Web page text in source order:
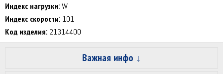
Индекс нагрузки:W
Индекс скорости: 101
Код изделия: 21314400
Важная инфо